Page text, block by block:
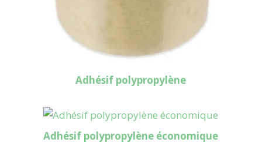
Adhésif polypropylène
Adhésif polypropylène économique